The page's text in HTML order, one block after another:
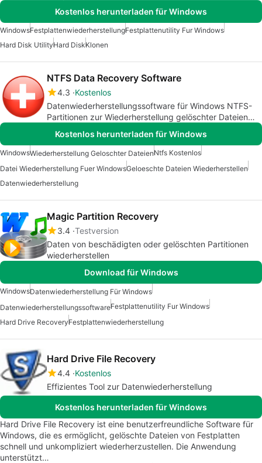
Kostenlos herunterladen für Windows
WindowsFestplattenwiederherstellungFestplattenutility Fur Windows
Hard Disk UtilityHard DiskKlonen
NTFS Data Recovery Software
4.3 Kostenlos
Datenwiederherstellungssoftware für Windows NTFS-
Partitionen zur Wiederherstellung gelöschter Dateien
Kostenlos herunterladen für Windows
WindowsWiederherstellung Geloschter DateienNtfs Kostenlos
Datei Wiederherstellung Fuer WindowsGeloeschte Dateien Wiederherstellen
Datenwiederherstellung
Magic Partition Recovery
3.4 Testversion
Daten von beschädigten oder gelöschten Partitionen
wiederherstellen
Download für Windows
WindowsDatenwiederherstellung Für Windows
DatenwiederherstellungssoftwareFestplattenutility Fur Windows
Hard Drive RecoveryFestplattenwiederherstellung
Hard Drive File Recovery
4.4 Kostenlos
Effizientes Tool zur Datenwiederherstellung
Kostenlos herunterladen für Windows
Hard Drive File Recovery ist eine benutzerfreundliche Software für
Windows, die es ermöglicht, gelöschte Dateien von Festplatten
schnell und unkompliziert wiederherzustellen. Die Anwendung
unterstützt…